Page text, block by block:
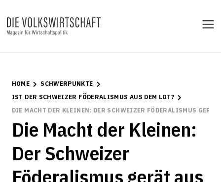
HOME
SCHWERPUNKTE
IST DER SCHWEIZER FÖDERALISMUS AUS DEM LOT?
DIE MACHT DER KLEINEN: DER SCHWEIZER FÖDERALISMUS GERÄT
Die Macht der Kleinen:
Der Schweizer
Föderalismus gerät aus